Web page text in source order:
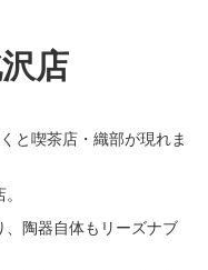
店
と喫茶店・織部が現れま
陶器自体もリーズナブ